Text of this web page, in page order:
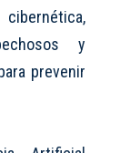
y
prevenir